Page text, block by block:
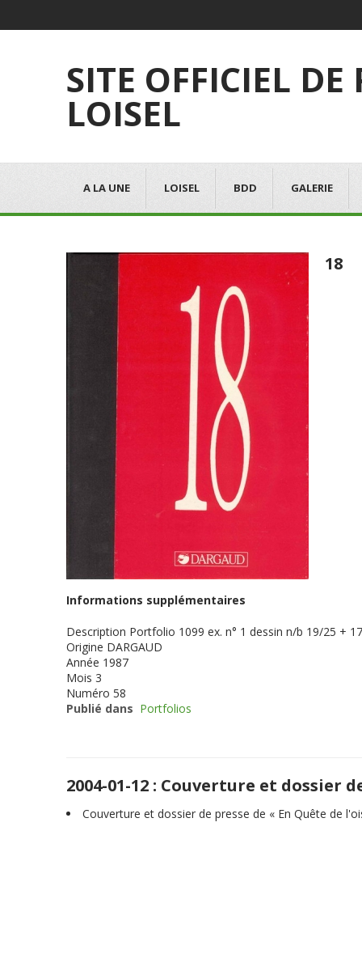
SITE OFFICIEL DE
LOISEL
A LA UNE LOISEL BDD GALERIE
18
Informations supplémentaires
Description Portfolio 1099 ex. n° 1 dessin n/b 19/25 +
Origine DARGAUD
Année 1987
Mois 3
Numéro 58
Publié dans Portfolios
2004-01-12 : Couverture et dossier
Couverture et dossier de presse de « En Quête de